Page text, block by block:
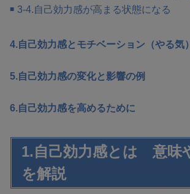
3-4.自己効力感が高まる状態になる
4.自己効力感とモチベーション（やる気
5.自己効力感の変化と影響の例
6.自己効力感を高めるために
1.自己効力感とは 意味
を解説